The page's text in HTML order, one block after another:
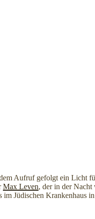
Aufruf gefolgt ein Licht
Max Leven, der in der Nacht
Jüdischen